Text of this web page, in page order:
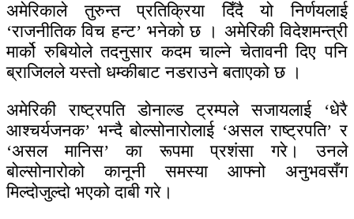
अमेरिकाले तुरुन्त प्रतिक्रिया दिँदै यो निर्णयलाई
‘राजनीतिक विच हन्ट’ भनेको छ । अमेरिकी विदेशमन्त्री
मार्को रुबियोले तदनुसार कदम चाल्ने चेतावनी दिए पनि
ब्राजिलले यस्तो धम्कीबाट नडराउने बताएको छ ।
अमेरिकी राष्ट्रपति डोनाल्ड ट्रम्पले सजायलाई ‘धेरै
आश्चर्यजनक’ भन्दै बोल्सोनारोलाई ‘असल राष्ट्रपति’ र
‘असल मानिस’ का रूपमा प्रशंसा गरे। उनले
बोल्सोनारोको कानूनी समस्या आफ्नो अनुभवसँग
मिल्दोजुल्दो भएको दाबी गरे।